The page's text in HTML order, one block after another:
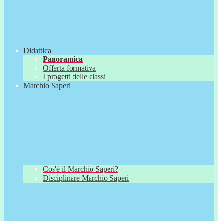
Didattica
Panoramica
Offerta formativa
I progetti delle classi
Marchio Saperi
Cos'è il Marchio Saperi?
Disciplinare Marchio Saperi